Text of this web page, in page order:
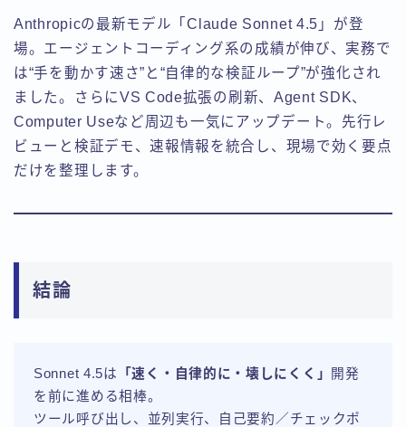
Anthropicの最新モデル「Claude Sonnet 4.5」が登
場。エージェントコーディング系の成績が伸び、実務で
は“手を動かす速さ”と“自律的な検証ループ”が強化され
ました。さらにVS Code拡張の刷新、Agent SDK、
Computer Useなど周辺も一気にアップデート。先行レ
ビューと検証デモ、速報情報を統合し、現場で効く要点
だけを整理します。
結論
Sonnet 4.5は 「速く・自律的に・壊しにくく」
開発
を前に進める相棒。
ツール呼び出し、並列実行、自己要約／チェックポ